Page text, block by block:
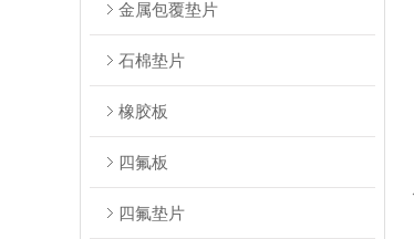
金属包覆垫片
石棉垫片
橡胶板
四氟板
四氟垫片